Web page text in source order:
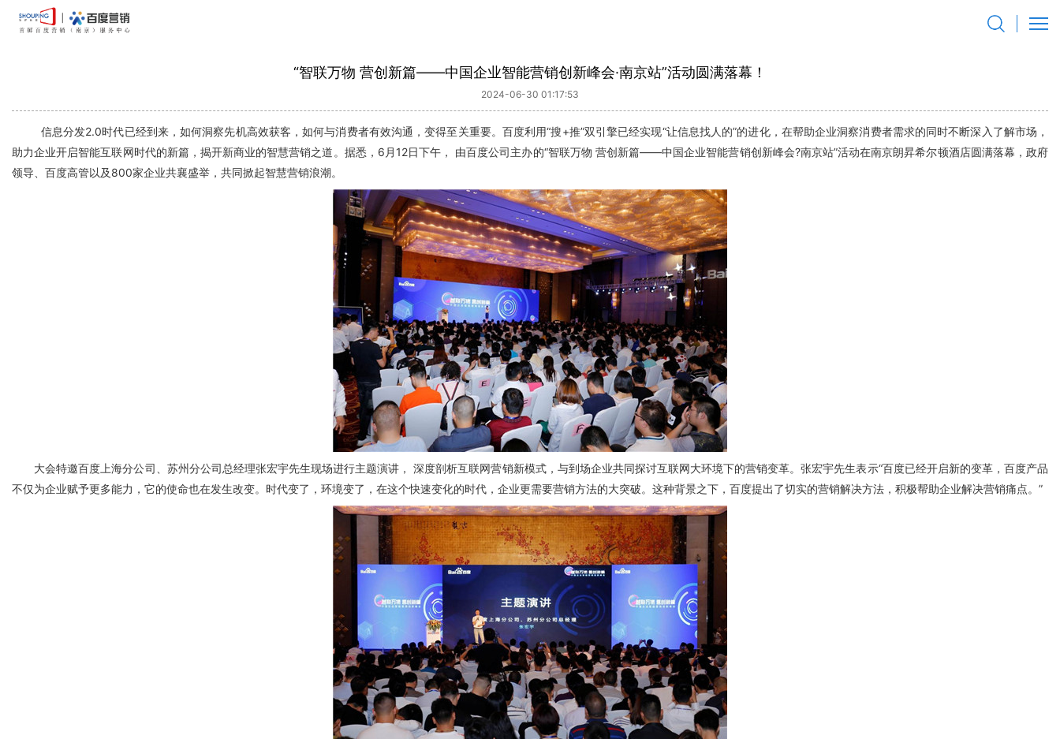
“智联万物 营创新篇——中国企业智能营销创新峰会·南京站”活动圆满落幕！
2024-06-30 01:17:53
信息分发2.0时代已经到来，如何洞察先机高效获客，如何与消费者有效沟通，变得至关重要。百度利用“搜+推”双引擎已经实现“让信息找人的”的进化，在帮助企业洞察消费者需求的同时不断深入了解市场，
助力企业开启智能互联网时代的新篇，揭开新商业的智慧营销之道。据悉，6月12日下午， 由百度公司主办的“智联万物 营创新篇——中国企业智能营销创新峰会?南京站”活动在南京朗昇希尔顿酒店圆满落幕，政府
领导、百度高管以及800家企业共襄盛举，共同掀起智慧营销浪潮。
大会特邀百度上海分公司、苏州分公司总经理张宏宇先生现场进行主题演讲， 深度剖析互联网营销新模式，与到场企业共同探讨互联网大环境下的营销变革。张宏宇先生表示“百度已经开启新的变革，百度产品
不仅为企业赋予更多能力，它的使命也在发生改变。时代变了，环境变了，在这个快速变化的时代，企业更需要营销方法的大突破。这种背景之下，百度提出了切实的营销解决方法，积极帮助企业解决营销痛点。”